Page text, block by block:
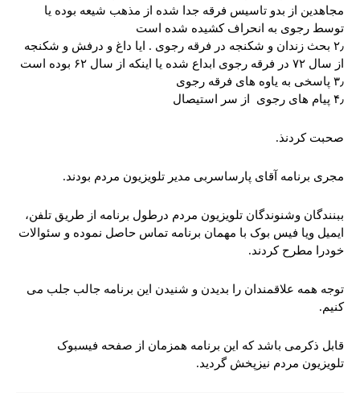
مجاهدین از بدو تاسیس فرقه جدا شده از مذهب شیعه بوده یا
توسط رجوی به انحراف کشیده شده است
۲٫ بحث زندان و شکنجه در فرقه رجوی . ایا داغ و درفش و شکنجه
از سال ۷۲ در فرقه رجوی ابداع شده یا اینکه از سال ۶۲ بوده است
۳٫ پاسخی به یاوه های فرقه رجوی
۴٫ پیام های رجوی از سر استیصال
صحبت کردنذ.
مجری برنامه آقای پارساسربی مدیر تلویزیون مردم بودند.
ببنندگان وشنوندگان تلویزیون مردم درطول برنامه از طریق تلفن،
ایمیل ویا فیس بوک با مهمان برنامه تماس حاصل نموده و سئوالات
خودرا مطرح کردند.
توجه همه علاقمندان را بدیدن و شنیدن این برنامه جالب جلب می
کنیم.
قابل ذکرمی باشد که این برنامه همزمان از صفحه فیسبوک
تلویزیون مردم نیزپخش گردید.